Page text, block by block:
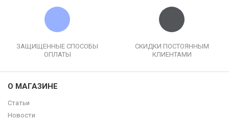
ЗАЩИЩЕННЫЕ СПОСОБЫ
ОПЛАТЫ
СКИДКИ ПОСТОЯННЫМ
КЛИЕНТАМИ
О МАГАЗИНЕ
Статьи
Новости